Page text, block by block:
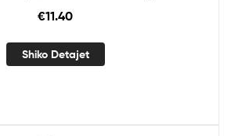
€11.40
Shiko Detajet